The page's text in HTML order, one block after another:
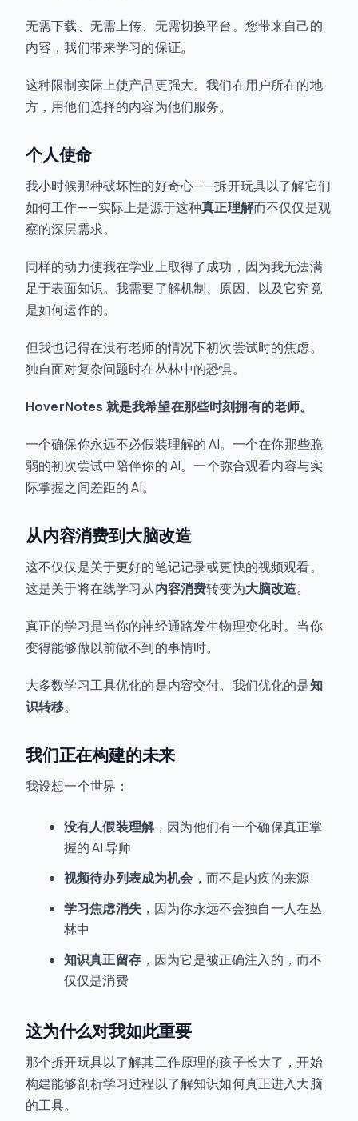
无需下载、无需上传、无需切换平台。您带来自己的
内容，我们带来学习的保证。
这种限制实际上使产品更强大。我们在用户所在的地
方，用他们选择的内容为他们服务。
个人使命
我小时候那种破坏性的好奇心——拆开玩具以了解它们
如何工作——实际上是源于这种真正理解而不仅仅是观
察的深层需求。
同样的动力使我在学业上取得了成功，因为我无法满
足于表面知识。我需要了解机制、原因、以及它究竟
是如何运作的。
但我也记得在没有老师的情况下初次尝试时的焦虑。
独自面对复杂问题时在丛林中的恐惧。
HoverNotes 就是我希望在那些时刻拥有的老师。
一个确保你永远不必假装理解的 AI。一个在你那些脆
弱的初次尝试中陪伴你的 AI。一个弥合观看内容与实
际掌握之间差距的 AI。
从内容消费到大脑改造
这不仅仅是关于更好的笔记记录或更快的视频观看。
这是关于将在线学习从内容消费转变为大脑改造。
真正的学习是当你的神经通路发生物理变化时。当你
变得能够做以前做不到的事情时。
大多数学习工具优化的是内容交付。我们优化的是知
识转移。
我们正在构建的未来
我设想一个世界：
没有人假装理解，因为他们有一个确保真正掌
握的 AI 导师
视频待办列表成为机会 ，而不是内疚的来源
学习焦虑消失，因为你永远不会独自一人在丛
林中
知识真正留存，因为它是被正确注入的，而不
仅仅是消费
这为什么对我如此重要
那个拆开玩具以了解其工作原理的孩子长大了，开始
构建能够剖析学习过程以了解知识如何真正进入大脑
的工具。